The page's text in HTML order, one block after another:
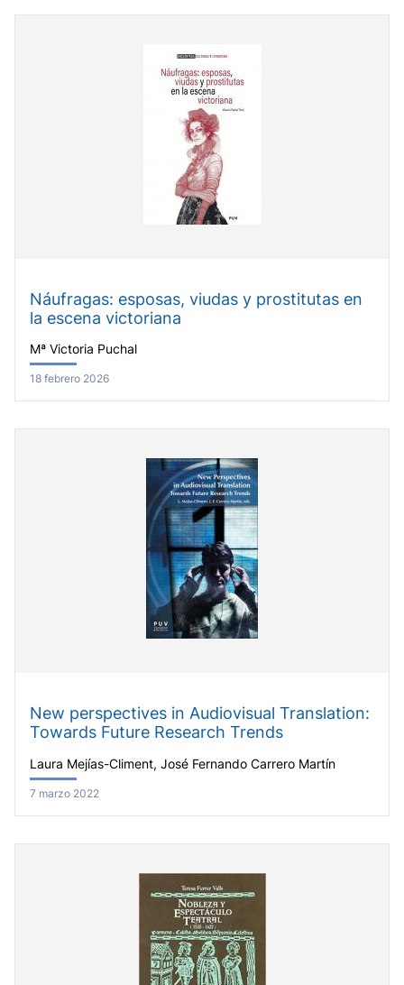
Náufragas: esposas, viudas y prostitutas en
la escena victoriana
Mª Victoria Puchal
18 febrero 2026
New perspectives in Audiovisual Translation:
Towards Future Research Trends
Laura Mejías-Climent, José Fernando Carrero Martín
7 marzo 2022